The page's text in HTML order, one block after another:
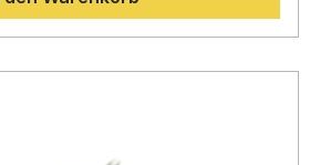
Vergleich zur Serienanlage spürbar
Sie nicht nur von einer
Dank Plug-&-Play-Montage lässt